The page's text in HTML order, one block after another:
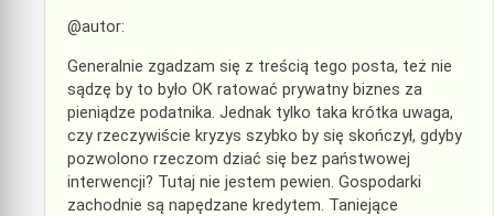
@autor:
Generalnie zgadzam się z treścią tego posta, też nie
sądzę by to było OK ratować prywatny biznes za
pieniądze podatnika. Jednak tylko taka krótka uwaga,
czy rzeczywiście kryzys szybko by się skończył, gdyby
pozwolono rzeczom dziać się bez państwowej
interwencji? Tutaj nie jestem pewien. Gospodarki
zachodnie są napędzane kredytem. Taniejące